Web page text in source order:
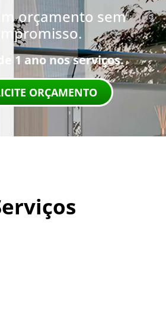
orçamento sem
1 ano nos serviços.
ORÇAMENTO